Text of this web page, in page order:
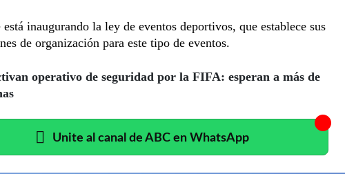
inaugurando la ley de eventos deportivos, que establece sus
de organización para este tipo de eventos.
operativo de seguridad por la FIFA: esperan a más de
Unite al canal de ABC en WhatsApp